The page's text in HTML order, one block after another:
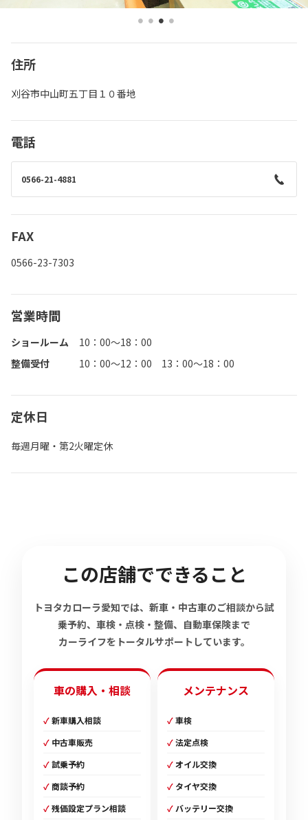
住所
刈谷市中山町五丁目１０番地
電話
0566-21-4881
FAX
0566-23-7303
営業時間
ショールーム
10：00～18：00
整備受付
10：00～12：00 13：00～18：00
定休日
毎週月曜・第2火曜定休
この店舗でできること
トヨタカローラ愛知では、新車・中古車のご相談から試
乗予約、車検・点検・整備、自動車保険まで
カーライフをトータルサポートしています。
車の購入・相談
新車購入相談
中古車販売
試乗予約
商談予約
残価設定プラン相談
メンテナンス
車検
法定点検
オイル交換
タイヤ交換
バッテリー交換